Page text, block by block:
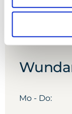
Mo - Do: